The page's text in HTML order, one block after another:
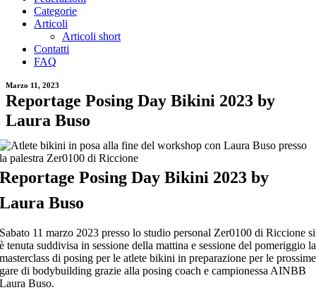
Categorie
Articoli
Articoli short
Contatti
FAQ
Marzo 11, 2023
Reportage Posing Day Bikini 2023 by
Laura Buso
Reportage Posing Day Bikini 2023 by
Laura Buso
Sabato 11 marzo 2023 presso lo studio personal Zer0100 di Riccione si
è tenuta suddivisa in sessione della mattina e sessione del pomeriggio la
masterclass di posing per le atlete bikini in preparazione per le prossime
gare di bodybuilding grazie alla posing coach e campionessa AINBB
Laura Buso.